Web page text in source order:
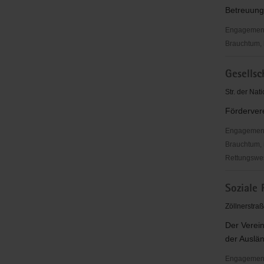
e.
V.
Str. der
der
Freunde
TU
Chemnitz
Soziale
Der
der